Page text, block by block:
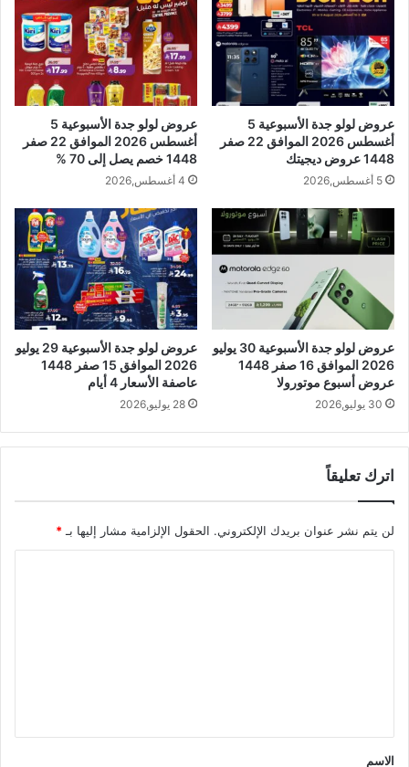
عروض لولو جدة الأسبوعية 5
أغسطس 2026 الموافق 22 صفر
1448 عروض ديجيتك
5 أغسطس,2026
عروض لولو جدة الأسبوعية 5
أغسطس 2026 الموافق 22 صفر
1448 خصم يصل إلى 70 %
4 أغسطس,2026
عروض لولو جدة الأسبوعية 30 يوليو
2026 الموافق 16 صفر 1448
عروض أسبوع موتورولا
30 يوليو,2026
عروض لولو جدة الأسبوعية 29 يوليو
2026 الموافق 15 صفر 1448
عاصفة الأسعار 4 أيام
28 يوليو,2026
اترك تعليقاً
لن يتم نشر عنوان بريدك الإلكتروني. الحقول الإلزامية مشار إليها بـ *
*
الاسم